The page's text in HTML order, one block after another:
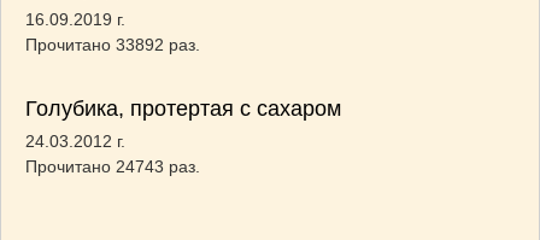
16.09.2019 г.
Прочитано 33892 раз.
Голубика, протертая с сахаром
24.03.2012 г.
Прочитано 24743 раз.